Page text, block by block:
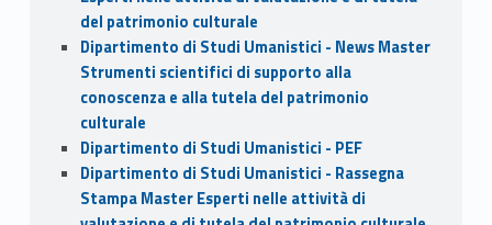
del patrimonio culturale
Dipartimento di Studi Umanistici - News Master
Strumenti scientifici di supporto alla
conoscenza e alla tutela del patrimonio
culturale
Dipartimento di Studi Umanistici - PEF
Dipartimento di Studi Umanistici - Rassegna
Stampa Master Esperti nelle attività di